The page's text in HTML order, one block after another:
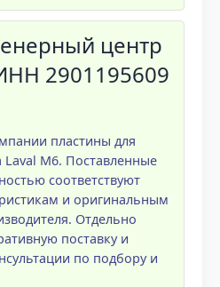
центр
2901195609
пластины для
M6. Поставленные
соответствуют
и оригинальным
Отдельно
поставку и
по подбору и